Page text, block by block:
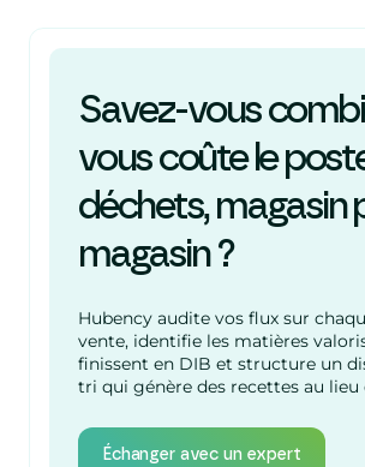
Savez-vous
vous coûte le
déchets, magasin
magasin ?
Hubency audite vos flux sur
vente, identifie les matières
finissent en DIB et structure un
tri qui génère des recettes au lieu
Échanger avec un expert